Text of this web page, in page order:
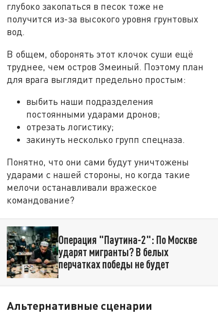
глубоко закопаться в песок тоже не
получится из-за высокого уровня грунтовых
вод.
В общем, оборонять этот клочок суши ещё
труднее, чем остров Змеиный. Поэтому план
для врага выглядит предельно простым:
выбить наши подразделения
постоянными ударами дронов;
отрезать логистику;
закинуть несколько групп спецназа.
Понятно, что они сами будут уничтожены
ударами с нашей стороны, но когда такие
мелочи останавливали вражеское
командование?
Операция "Паутина-2": По Москве
ударят мигранты? В белых
перчатках победы не будет
Альтернативные сценарии